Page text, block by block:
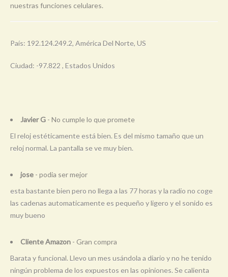
nuestras funciones celulares.
País: 192.124.249.2, América Del Norte, US
Ciudad: -97.822 , Estados Unidos
Javier G - No cumple lo que promete
El reloj estéticamente está bien. Es del mismo tamaño que un
reloj normal. La pantalla se ve muy bien.
jose - podia ser mejor
esta bastante bien pero no llega a las 77 horas y la radio no coge
las cadenas automaticamente es pequeño y ligero y el sonido es
muy bueno
Cliente Amazon - Gran compra
Barata y funcional. Llevo un mes usándola a diario y no he tenido
ningún problema de los expuestos en las opiniones. Se calienta